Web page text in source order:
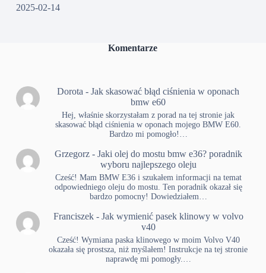
2025-02-14
Komentarze
Dorota -Jak skasować błąd ciśnienia w oponach
bmw e60
Hej, właśnie skorzystałam z porad na tej stronie jak
skasować błąd ciśnienia w oponach mojego BMW E60.
Bardzo mi pomogło!…
Grzegorz- Jaki olej do mostu bmw e36? poradnik
wyboru najlepszego oleju
Cześć! Mam BMW E36 i szukałem informacji na temat
odpowiedniego oleju do mostu. Ten poradnik okazał się
bardzo pomocny! Dowiedziałem…
Franciszek- Jak wymienić pasek klinowy w volvo
v40
Cześć! Wymiana paska klinowego w moim Volvo V40
okazała się prostsza, niż myślałem! Instrukcje na tej stronie
naprawdę mi pomogły.…